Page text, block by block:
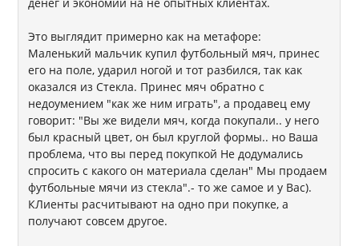
денег и экономии на не опытных клиентах.
Это выглядит примерно как на метафоре:
Маленький мальчик купил футбольный мяч, принес
его на поле, ударил ногой и тот разбился, так как
оказался из Стекла. Принес мяч обратно с
недоумением "как же ним играть", а продавец ему
говорит: "Вы же видели мяч, когда покупали.. у него
был красный цвет, он был круглой формы.. но Ваша
проблема, что вы перед покупкой Не додумались
спросить с какого он материала сделан" Мы продаем
футбольные мячи из стекла".- то же самое и у Вас).
КЛиенты расчитывают на одно при покупке, а
получают совсем другое.